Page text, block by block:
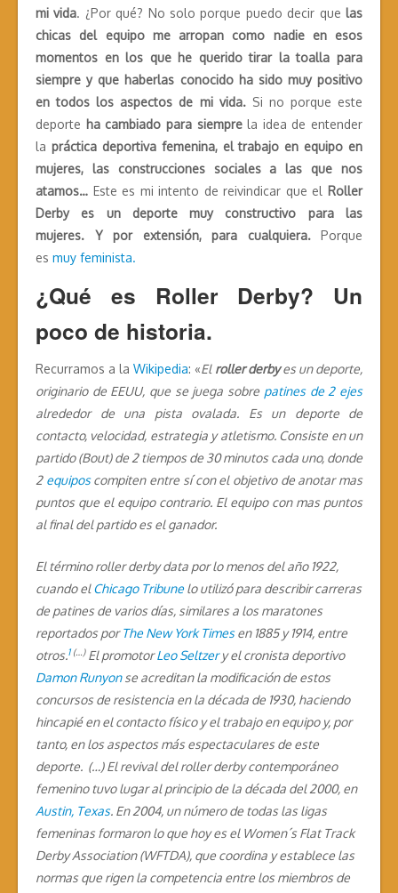
mi vida. ¿Por qué? No solo porque puedo decir quelas
chicas del equipo me arropan como nadie en esos
momentos en los que he querido tirar la toalla para
siempre y que haberlas conocido ha sido muy positivo
en todos los aspectos de mi vida.Si no porque este
deporte ha cambiado para siemprela idea de entender
la práctica deportiva femenina, el trabajo en equipo en
mujeres, las construcciones sociales a las que nos
atamos… Este es mi intento de reivindicar que el Roller
Derby
es un deporte muy constructivo para las
mujeres.
Y por extensión, para cualquiera.Porque
es muy feminista.
¿Qué es Roller Derby? Un
poco de historia.
Recurramos a laWikipedia: «El roller derbyes un deporte,
originario de EEUU, que se juega sobre patines de 2 ejes
alrededor de una pista ovalada. Es un deporte de
contacto, velocidad, estrategia y atletismo. Consiste en un
partido (Bout) de 2 tiempos de 30 minutos cada uno, donde
2 equiposcompiten entre sí con el objetivo de anotar mas
puntos que el equipo contrario. El equipo con mas puntos
al final del partido es el ganador.
El término roller derby data por lo menos del año 1922,
cuando elChicago Tribunelo utilizó para describir carreras
de patines de varios días, similares a los maratones
reportados porThe New York Timesen 1885 y 1914, entre
otros.1(…) El promotorLeo Seltzery el cronista deportivo
Damon Runyonse acreditan la modificación de estos
concursos de resistencia en la década de 1930, haciendo
hincapié en el contacto físico y el trabajo en equipo y, por
tanto, en los aspectos más espectaculares de este
deporte. (…) El revival del roller derby contemporáneo
femenino tuvo lugar al principio de la década del 2000, en
Austin, Texas. En 2004, un número de todas las ligas
femeninas formaron lo que hoy es el Women´s Flat Track
Derby Association (WFTDA), que coordina y establece las
normas que rigen la competencia entre los miembros de